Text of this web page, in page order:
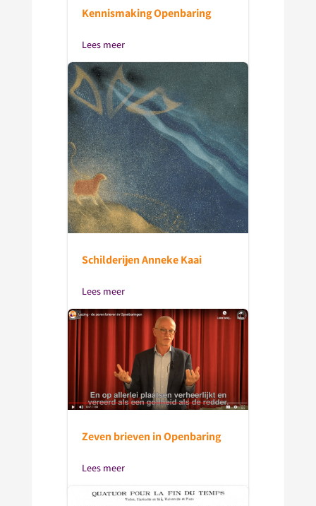
Kennismaking Openbaring
Lees meer
Schilderijen Anneke Kaai
Lees meer
Zeven brieven in Openbaring
Lees meer